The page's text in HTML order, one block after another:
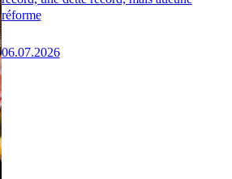
réforme
06.07.2026